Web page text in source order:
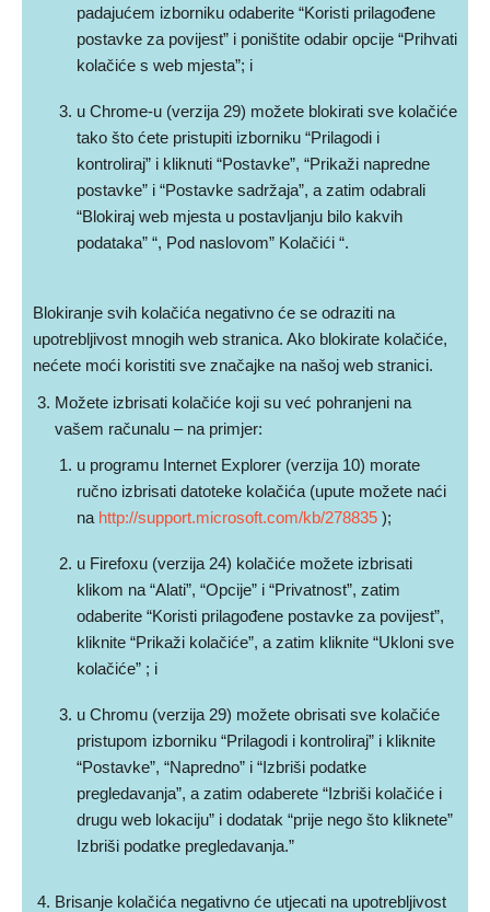
padajućem izborniku odaberite “Koristi prilagođene
postavke za povijest” i poništite odabir opcije “Prihvati
kolačiće s web mjesta”; i
u Chrome-u (verzija 29) možete blokirati sve kolačiće
tako što ćete pristupiti izborniku “Prilagodi i
kontroliraj” i kliknuti “Postavke”, “Prikaži napredne
postavke” i “Postavke sadržaja”, a zatim odabrali
“Blokiraj web mjesta u postavljanju bilo kakvih
podataka” “, Pod naslovom” Kolačići “.
Blokiranje svih kolačića negativno će se odraziti na
upotrebljivost mnogih web stranica. Ako blokirate kolačiće,
nećete moći koristiti sve značajke na našoj web stranici.
Možete izbrisati kolačiće koji su već pohranjeni na
vašem računalu – na primjer:
u programu Internet Explorer (verzija 10) morate
ručno izbrisati datoteke kolačića (upute možete naći
na http://support.microsoft.com/kb/278835 );
u Firefoxu (verzija 24) kolačiće možete izbrisati
klikom na “Alati”, “Opcije” i “Privatnost”, zatim
odaberite “Koristi prilagođene postavke za povijest”,
kliknite “Prikaži kolačiće”, a zatim kliknite “Ukloni sve
kolačiće” ; i
u Chromu (verzija 29) možete obrisati sve kolačiće
pristupom izborniku “Prilagodi i kontroliraj” i kliknite
“Postavke”, “Napredno” i “Izbriši podatke
pregledavanja”, a zatim odaberete “Izbriši kolačiće i
drugu web lokaciju” i dodatak “prije nego što kliknete”
Izbriši podatke pregledavanja.”
Brisanje kolačića negativno će utjecati na upotrebljivost